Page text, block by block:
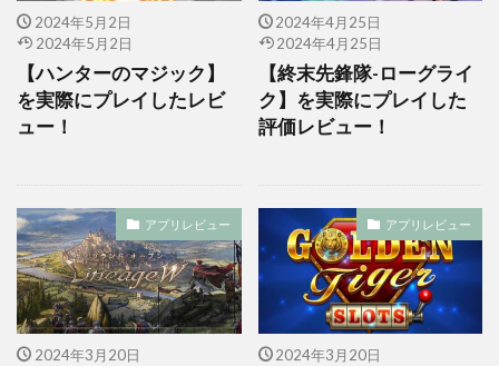
2024年5月2日
2024年5月2日
【ハンターのマジック】
を実際にプレイしたレビ
ュー！
2024年4月25日
2024年4月25日
【終末先鋒隊-ローグライ
ク】を実際にプレイした
評価レビュー！
アプリレビュー
2024年3月20日
アプリレビュー
2024年3月20日